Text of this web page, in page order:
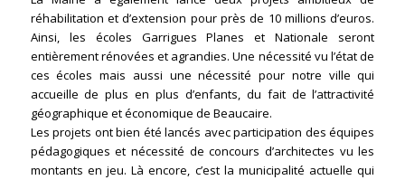
réhabilitation et d’extension pour près de 10 millions d’euros.
Ainsi, les écoles Garrigues Planes et Nationale seront
entièrement rénovées et agrandies. Une nécessité vu l’état de
ces écoles mais aussi une nécessité pour notre ville qui
accueille de plus en plus d’enfants, du fait de l’attractivité
géographique et économique de Beaucaire.
Les projets ont bien été lancés avec participation des équipes
pédagogiques et nécessité de concours d’architectes vu les
montants en jeu. Là encore, c’est la municipalité actuelle qui